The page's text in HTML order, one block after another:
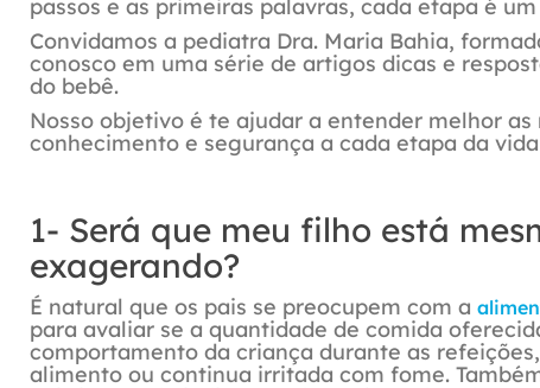
passos e as primeiras palavras, cada etapa é
Convidamos a pediatra Dra. Maria Bahia,
conosco em uma série de artigos dicas e
do bebê.
Nosso objetivo é te ajudar a entender melhor
conhecimento e segurança a cada etapa da
1- Será que meu filho está
exagerando?
É natural que os pais se preocupem com a
para avaliar se a quantidade de comida
comportamento da criança durante as
alimento ou continua irritada com fome.